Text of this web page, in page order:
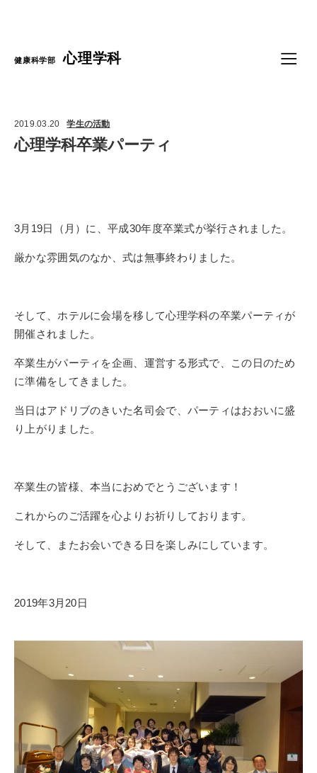
健康科学部 心理学科
2019.03.20 学生の活動
心理学科卒業パーティ
3月 19日（月）に、平成30年度卒業式が挙行されました。
厳かな雰囲気のなか、式は無事終わりました。
そして、ホテルに会場を移して心理学科の卒業パーティが
開催されました。
卒業生がパーティを企画、運営する形式で、この日のため
に準備をしてきました。
当日はアドリブのきいた名司会で、パーティはおおいに盛
り上がりました。
卒業生の皆様、本当におめでとうございます！
これからのご活躍を心よりお祈りしております。
そして、またお会いできる日を楽しみにしています。
2019年3月20日